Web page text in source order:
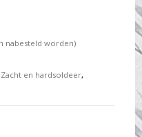
nabesteld worden)
Zacht en hardsoldeer,